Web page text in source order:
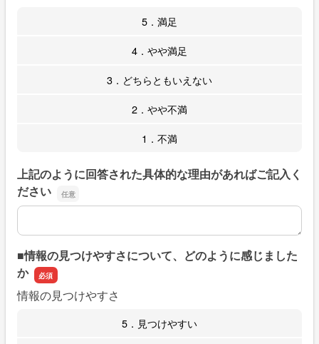
5．満足
4．やや満足
3．どちらともいえない
2．やや不満
1．不満
上記のように回答された具体的な理由があればご記入く
ださい
上記のように回答された具体的な理由があればご記入くだ
■情報の見つけやすさについて、どのように感じました
か
情報の見つけやすさ
5．見つけやすい